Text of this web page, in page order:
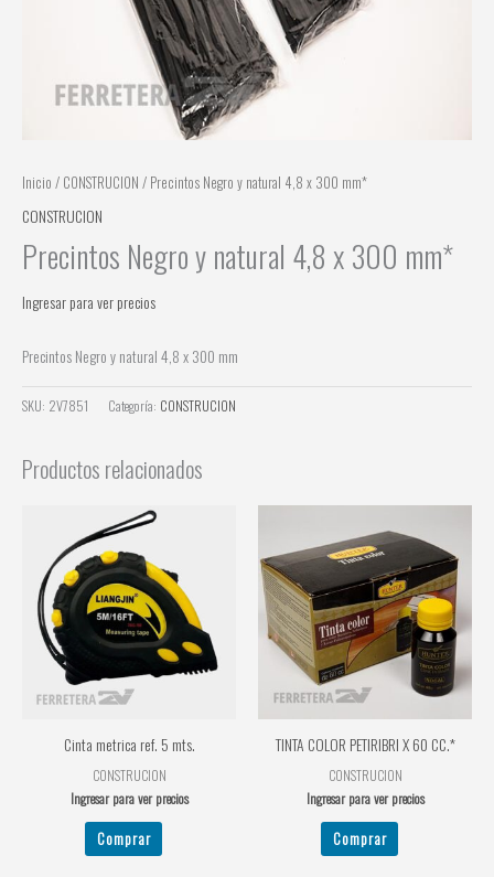
Inicio / CONSTRUCION / Precintos Negro y natural 4,8 x 300 mm*
CONSTRUCION
Precintos Negro y natural 4,8 x 300 mm*
Ingresar para ver precios
Precintos Negro y natural 4,8 x 300 mm
SKU: 2V7851 Categoría: CONSTRUCION
Productos relacionados
Cinta metrica ref. 5 mts.
CONSTRUCION
Ingresar para ver precios
Comprar
TINTA COLOR PETIRIBRI X 60 CC.*
CONSTRUCION
Ingresar para ver precios
Comprar